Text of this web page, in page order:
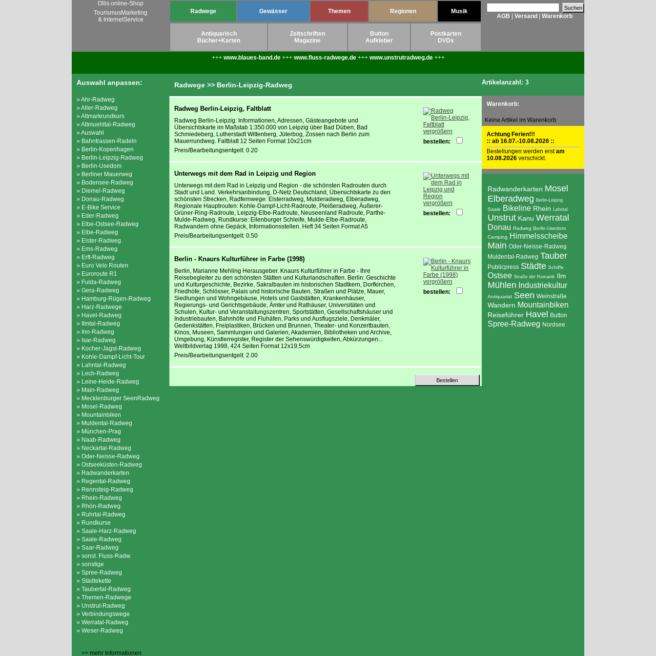
Ollis online-Shop
TourismusMarketing
& InternetService
Radwege Gewässer Themen Regionen Musik
Antiquarisch
Bücher+Karten
Zeitschriften
Magazine
Button
Aufkleber
Postkarten
DVDs
AGB Versand Warenkorb
+++ www.blaues-band.de+++ www.fluss-radwege.de+++ www.unstrutradweg.de+++
Auswahl anpassen:
» Ahr-Radweg
» Aller-Radweg
» Altmarkrundkurs
» Altmuehltal-Radweg
» Auswahl
» Bahntrassen-Radeln
» Berlin-Kopenhagen
» Berlin-Leipzig-Radweg
» Berlin-Usedom
» Berliner Mauerweg
» Bodensee-Radweg
» Diemel-Radweg
» Donau-Radweg
» E-Bike Service
» Eder-Radweg
» Elbe-Ostsee-Radweg
» Elbe-Radweg
» Elster-Radweg
» Ems-Radweg
» Erft-Radweg
» Euro Velo Routen
» Euroroute R1
» Fulda-Radweg
» Gera-Radweg
» Hamburg-Rügen-Radweg
» Harz-Radwege
» Havel-Radweg
» Ilmtal-Radweg
» Inn-Radweg
» Isar-Radweg
» Kocher-Jagst-Radweg
» Kohle-Dampf-Licht-Tour
» Lahntal-Radweg
» Lech-Radweg
» Leine-Heide-Radweg
» Main-Radweg
» Mecklenburger SeenRadweg
» Mosel-Radweg
» Mountainbiken
» Muldental-Radweg
» München-Prag
» Naab-Radweg
» Neckartal-Radweg
» Oder-Neisse-Radweg
» Ostseeküsten-Radweg
» Radwanderkarten
» Regental-Radweg
» Rennsteig-Radweg
» Rhein-Radweg
» Rhön-Radweg
» Ruhrtal-Radweg
» Rundkurse
» Saale-Harz-Radweg
» Saale-Radweg
» Saar-Radweg
» sonst. Fluss-Radw.
» sonstige
» Spree-Radweg
» Städtekette
» Taubertal-Radweg
» Themen-Radwege
» Unstrut-Radweg
» Verbindungswege
» Werratal-Radweg
» Weser-Radweg
>> mehr Informationen
Radwege >> Berlin-Leipzig-Radweg
Radweg Berlin-Leipzig, Faltblatt
Radweg Berlin-Leipzig: Informationen, Adressen, Gästeangebote und
Übersichtskarte im Maßstab 1:350.000 von Leipzig über Bad Düben, Bad
Schmiedeberg, Lutherstadt Wittenberg, Jüterbog, Zossen nach Berlin zum
Mauerrundweg. Faltblatt 12 Seiten Format 10x21cm
Preis/Bearbeitungsentgelt: 0.20
vergrößern
bestellen:
Unterwegs mit dem Rad in Leipzig und Region
Unterwegs mit dem Rad in Leipzig und Region - die schönsten Radrouten durch
Stadt und Land. Verkehrsanbindung, D-Netz Deutschland, Übersichtskarte zu den
schönsten Strecken, Radfernwege: Elsterradweg, Mulderadweg, Elberadweg,
Regionale Hauptrouten: Kohle-Dampf-Licht-Radroute, Pleißeradweg, Äußerer-
Grüner-Ring-Radroute, Leipzig-Elbe-Radroute, Neuseenland Radroute, Parthe-
Mulde-Radweg, Rundkurse: Eilenburger Schleife, Mulde-Elbe-Radroute,
Radwandern ohne Gepäck, Informationsstellen. Heft 34 Seiten Format A5
Preis/Bearbeitungsentgelt: 0.50
vergrößern
bestellen:
Berlin - Knaurs Kulturführer in Farbe (1998)
Berlin, Marianne Mehling Herausgeber. Knaurs Kulturführer in Farbe - Ihre
Reisebegleiter zu den schönsten Stätten und Kulturlandschaften. Berlin: Geschichte
und Kulturgeschichte, Bezirke, Sakralbauten im historischen Stadtkern, Dorfkirchen,
Friedhöfe, Schlösser, Palais und historische Bauten, Straßen und Plätze, Mauer,
Siedlungen und Wohngebäuse, Hotels und Gaststätten, Krankenhäuser,
Regierungs- und Gerichtsgebäude, Ämter und Rathäuser, Universitäten und
Schulen, Kultur- und Veranstaltungszentren, Sportstätten, Gesellschaftshäuser und
Industriebauten, Bahnhöfe und Fluhäfen, Parks und Ausflugsziele, Denkmäler,
Gedenkstätten, Freiplastiken, Brücken und Brunnen, Theater- und Konzertbauten,
Kinos, Museen, Sammlungen und Galerien, Akademien, Bibliotheken und Archive,
Umgebung, Künstlerregister, Register der Sehenswürdigkeiten, Abkürzungen...
Weltbildverlag 1998, 424 Seiten Format 12x19,5cm
Preis/Bearbeitungsentgelt: 2.00
vergrößern
bestellen:
Artikelanzahl: 3
Warenkorb:
Keine Artikel im Warenkorb
Achtung Ferien!!!
:: ab 16.07.-10.08.2026 ::
Bestellungen werden erstam
10.08.2026 verschickt.
Radwanderkarten Mosel
Elberadweg Berlin-Leipzig
Saale Bikeline Rhein Lahntal
Unstrut Kanu Werratal
Donau Radweg Berlin-Usedom
Camping
Himmelsscheibe
Main Oder-Neisse-Radweg
Muldental-Radweg Tauber
Publicpress Städte Schiffe
Ostsee Straße der Romanik Ilm
Mühlen Industriekultur
Antiquariat Seen Weinstraße
Wandern Mountainbiken
Reiseführer Havel Button
Spree-Radweg Nordsee